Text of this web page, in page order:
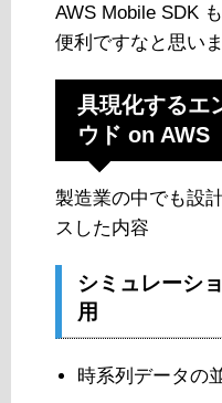
AWS Mobile SDK
便利ですなと思いま
具現化するエ
ウド on AWS
製造業の中でも設
スした内容
シミュレーシ
用
時系列データの